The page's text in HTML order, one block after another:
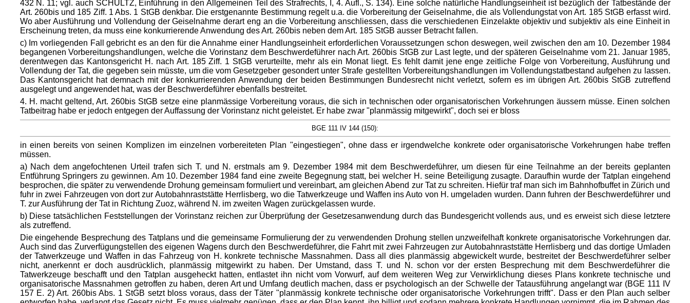
432 N. 11; vgl. auch SCHULTZ, Einführung in den Allgemeinen Teil des Strafrechts, I, 4. Aufl., S. 134). Eine solche natürliche Handlungseinheit ist bezüglich der Tatbestände der
Art. 260bis und 185 Ziff. 1 Abs. 1 StGB denkbar. Die erstgenannte Bestimmung regelt u.a. die Vorbereitung der Geiselnahme, die als Vollendungstat von Art. 185 StGB erfasst wird.
Wo aber Ausführung und Vollendung der Geiselnahme derart eng an die Vorbereitung anschliessen, dass die verschiedenen Einzelakte objektiv und subjektiv als eine Einheit in
Erscheinung treten, da muss eine konkurrierende Anwendung des Art. 260bis neben dem Art. 185 StGB ausser Betracht fallen.
c) Im vorliegenden Fall gebricht es an den für die Annahme einer Handlungseinheit erforderlichen Voraussetzungen schon deswegen, weil zwischen den am 10. Dezember 1984
begangenen Vorbereitungshandlungen, welche die Vorinstanz dem Beschwerdeführer nach Art. 260bis StGB zur Last legte, und der späteren Geiselnahme vom 21. Januar 1985,
derentwegen das Kantonsgericht H. nach Art. 185 Ziff. 1 StGB verurteilte, mehr als ein Monat liegt. Es fehlt damit jene enge zeitliche Folge von Vorbereitung, Ausführung und
Vollendung der Tat, die gegeben sein müsste, um die vom Gesetzgeber gesondert unter Strafe gestellten Vorbereitungshandlungen im Vollendungstatbestand aufgehen zu lassen.
Das Kantonsgericht hat demnach mit der konkurrierenden Anwendung der beiden Bestimmungen Bundesrecht nicht verletzt, sofern es im übrigen Art. 260bis StGB zutreffend
ausgelegt und angewendet hat, was der Beschwerdeführer ebenfalls bestreitet.
4. H. macht geltend, Art. 260bis StGB setze eine planmässige Vorbereitung voraus, die sich in technischen oder organisatorischen Vorkehrungen äussern müsse. Einen solchen
Tatbeitrag habe er jedoch entgegen der Auffassung der Vorinstanz nicht geleistet. Er habe zwar "planmässig mitgewirkt", doch sei er bloss
BGE 111 IV 144 (150):
in einen bereits von seinen Komplizen im einzelnen vorbereiteten Plan "eingestiegen", ohne dass er irgendwelche konkrete oder organisatorische Vorkehrungen habe treffen
müssen.
a) Nach dem angefochtenen Urteil trafen sich T. und N. erstmals am 9. Dezember 1984 mit dem Beschwerdeführer, um diesen für eine Teilnahme an der bereits geplanten
Entführung Springers zu gewinnen. Am 10. Dezember 1984 fand eine zweite Begegnung statt, bei welcher H. seine Beteiligung zusagte. Daraufhin wurde der Tatplan eingehend
besprochen, die später zu verwendende Drohung gemeinsam formuliert und vereinbart, am gleichen Abend zur Tat zu schreiten. Hiefür traf man sich im Bahnhofbuffet in Zürich und
fuhr in zwei Fahrzeugen von dort zur Autobahnraststätte Herrlisberg, wo die Tatwerkzeuge und Waffen ins Auto von H. umgeladen wurden. Dann fuhren der Beschwerdeführer und
T. zur Ausführung der Tat in Richtung Zuoz, während N. im zweiten Wagen zurückgelassen wurde.
b) Diese tatsächlichen Feststellungen der Vorinstanz reichen zur Überprüfung der Gesetzesanwendung durch das Bundesgericht vollends aus, und es erweist sich diese letztere
als zutreffend.
Die eingehende Besprechung des Tatplans und die gemeinsame Formulierung der zu verwendenden Drohung stellen unzweifelhaft konkrete organisatorische Vorkehrungen dar.
Auch sind das Zurverfügungstellen des eigenen Wagens durch den Beschwerdeführer, die Fahrt mit zwei Fahrzeugen zur Autobahnraststätte Herrlisberg und das dortige Umladen
der Tatwerkzeuge und Waffen in das Fahrzeug von H. konkrete technische Massnahmen. Dass all dies planmässig abgewickelt wurde, bestreitet der Beschwerdeführer selber
nicht, anerkennt er doch ausdrücklich, planmässig mitgewirkt zu haben. Der Umstand, dass T. und N. schon vor der ersten Besprechung mit dem Beschwerdeführer die
Tatwerkzeuge beschafft und den Tatplan ausgeheckt hatten, entlastet ihn nicht vom Vorwurf, auf dem weiteren Weg zur Verwirklichung dieses Plans konkrete technische und
organisatorische Massnahmen getroffen zu haben, deren Art und Umfang deutlich machen, dass er psychologisch an der Schwelle der Tatausführung angelangt war (BGE 111 IV
157 E. 2) Art. 260bis Abs. 1 StGB setzt bloss voraus, dass der Täter "planmässig konkrete technische oder organisatorische Vorkehrungen trifft". Dass er den Plan auch selber